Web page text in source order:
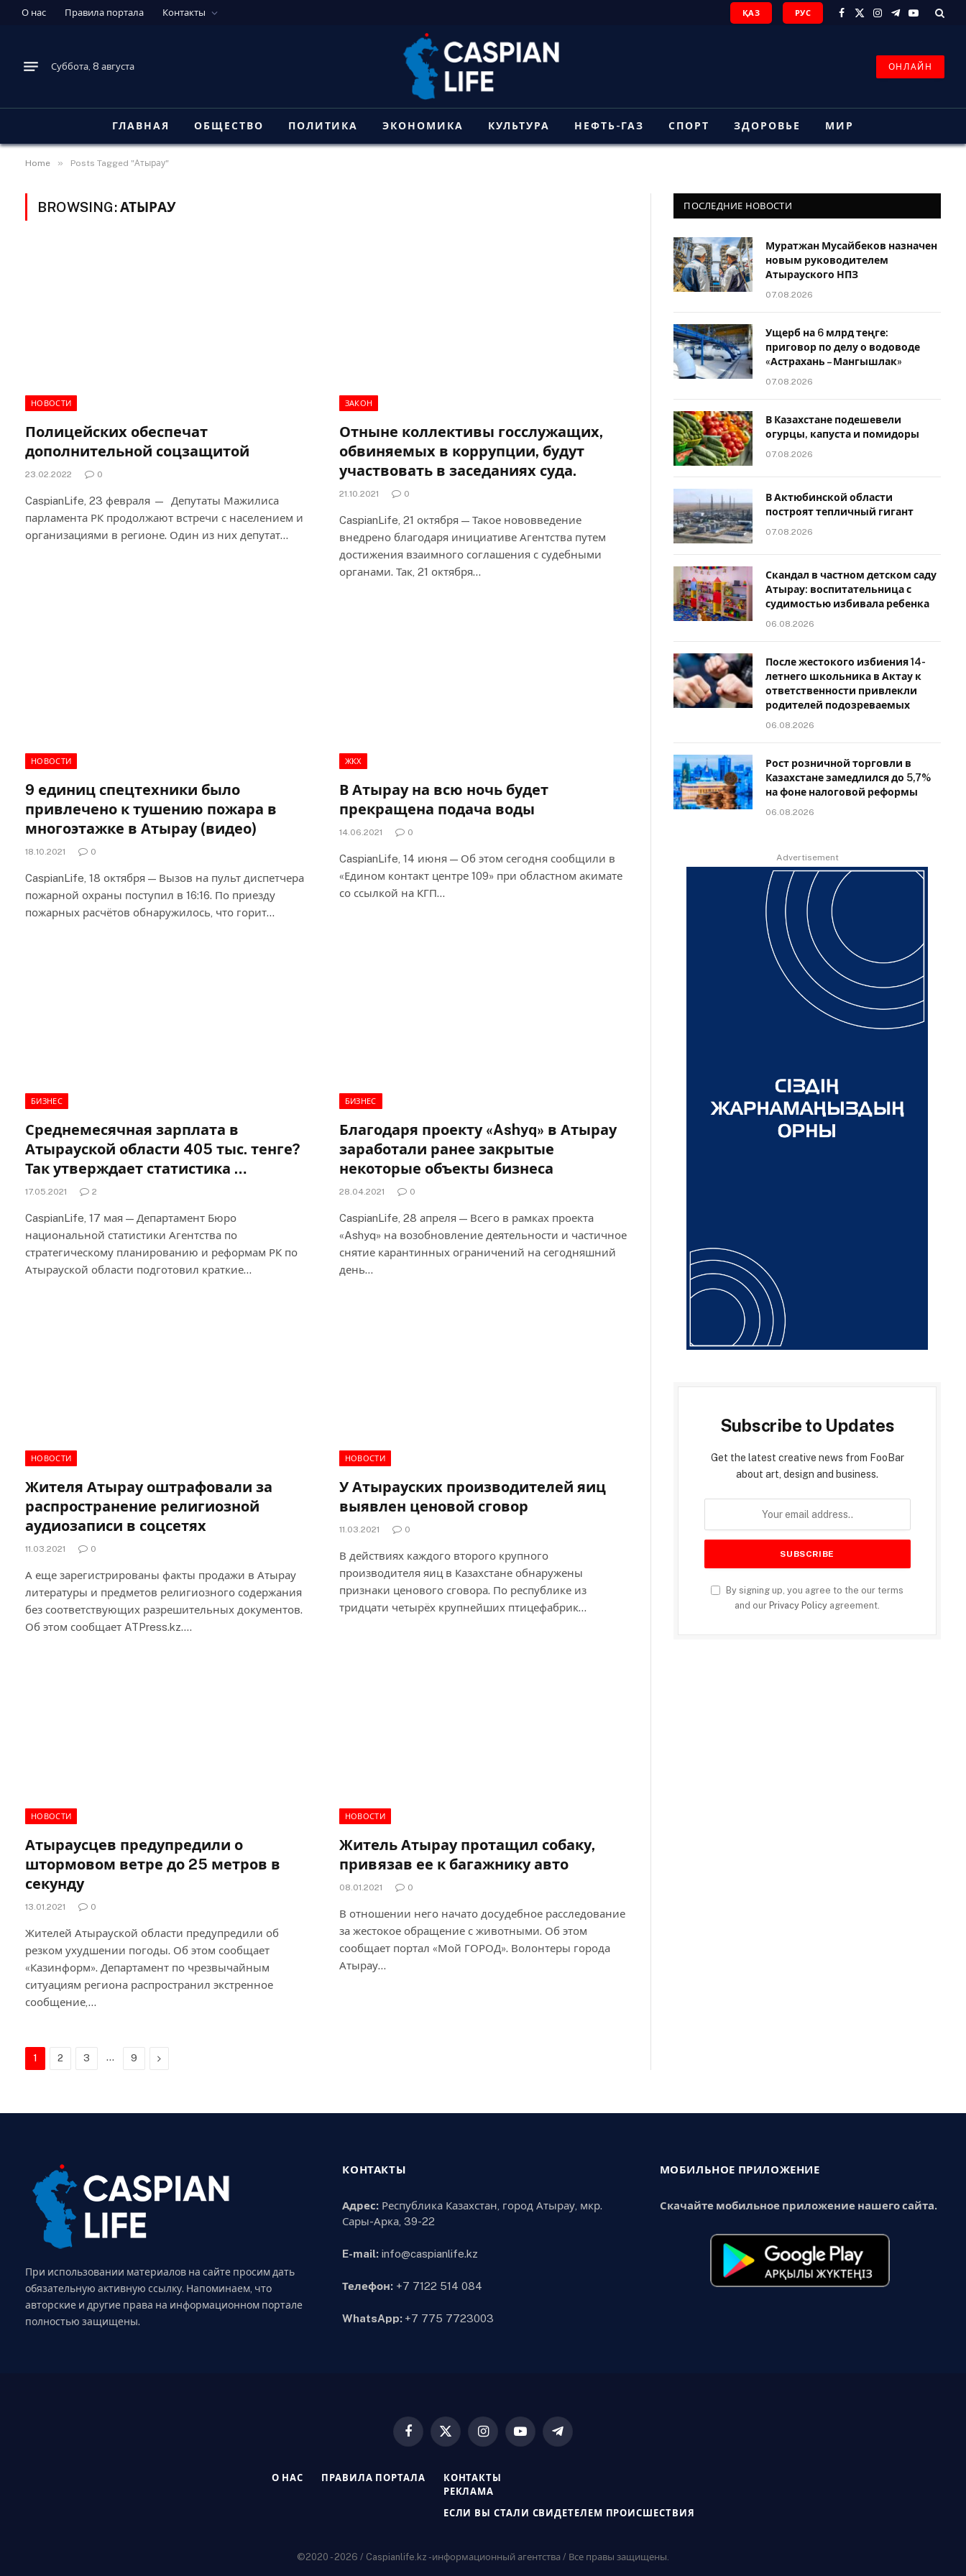
О нас Правила портала Контакты ҚАЗ РУС
Facebook
X
Instagram
Telegram
YouTube
Суббота, 8 августа ОНЛАЙН
ГЛАВНАЯ ОБЩЕСТВО ПОЛИТИКА ЭКОНОМИКА КУЛЬТУРА НЕФТЬ-ГАЗ СПОРТ ЗДОРОВЬЕ МИР
Home » Posts Tagged "Атырау"
BROWSING:АТЫРАУ
НОВОСТИ
Полицейских обеспечат
дополнительной соцзащитой
23.02.2022 0
CaspianLife, 23 февраля — Депутаты Мажилиса
парламента РК продолжают встречи с населением и
организациями в регионе. Один из них депутат…
ЗАКОН
Отныне коллективы госслужащих,
обвиняемых в коррупции, будут
участвовать в заседаниях суда.
21.10.2021 0
CaspianLife, 21 октября — Такое нововведение
внедрено благодаря инициативе Агентства путем
достижения взаимного соглашения с судебными
органами. Так, 21 октября…
НОВОСТИ
9 единиц спецтехники было
привлечено к тушению пожара в
многоэтажке в Атырау (видео)
18.10.2021 0
CaspianLife, 18 октября — Вызов на пульт диспетчера
пожарной охраны поступил в 16:16. По приезду
пожарных расчётов обнаружилось, что горит…
ЖКХ
В Атырау на всю ночь будет
прекращена подача воды
14.06.2021 0
CaspianLife, 14 июня — Об этом сегодня сообщили в
«Едином контакт центре 109» при областном акимате
со ссылкой на КГП…
БИЗНЕС
Среднемесячная зарплата в
Атырауской области 405 тыс. тенге?
Так утверждает статистика …
17.05.2021 2
CaspianLife, 17 мая — Департамент Бюро
национальной статистики Агентства по
стратегическому планированию и реформам РК по
Атырауской области подготовил краткие…
БИЗНЕС
Благодаря проекту «Ashyq» в Атырау
заработали ранее закрытые
некоторые объекты бизнеса
28.04.2021 0
CaspianLife, 28 апреля — Всего в рамках проекта
«Ashyq» на возобновление деятельности и частичное
снятие карантинных ограничений на сегодняшний
день…
НОВОСТИ
Жителя Атырау оштрафовали за
распространение религиозной
аудиозаписи в соцсетях
11.03.2021 0
А еще зарегистрированы факты продажи в Атырау
литературы и предметов религиозного содержания
без соответствующих разрешительных документов.
Об этом сообщает ATPress.kz.…
НОВОСТИ
У Атырауских производителей яиц
выявлен ценовой сговор
11.03.2021 0
В действиях каждого второго крупного
производителя яиц в Казахстане обнаружены
признаки ценового сговора. По республике из
тридцати четырёх крупнейших птицефабрик…
НОВОСТИ
Атыраусцев предупредили о
штормовом ветре до 25 метров в
секунду
13.01.2021 0
Жителей Атырауской области предупредили об
резком ухудшении погоды. Об этом сообщает
«Казинформ». Департамент по чрезвычайным
ситуациям региона распространил экстренное
сообщение,…
НОВОСТИ
Житель Атырау протащил собаку,
привязав ее к багажнику авто
08.01.2021 0
В отношении него начато досудебное расследование
за жестокое обращение с животными. Об этом
сообщает портал «Мой ГОРОД». Волонтеры города
Атырау…
1 2 3 … 9 Next
ПОСЛЕДНИЕ НОВОСТИ
Муратжан Мусайбеков назначен
новым руководителем
Атырауского НПЗ
07.08.2026
Ущерб на 6 млрд теңге:
приговор по делу о водоводе
«Астрахань – Мангышлак»
07.08.2026
В Казахстане подешевели
огурцы, капуста и помидоры
07.08.2026
В Актюбинской области
построят тепличный гигант
07.08.2026
Скандал в частном детском саду
Атырау: воспитательница с
судимостью избивала ребенка
06.08.2026
После жестокого избиения 14-
летнего школьника в Актау к
ответственности привлекли
родителей подозреваемых
06.08.2026
Рост розничной торговли в
Казахстане замедлился до 5,7%
на фоне налоговой реформы
06.08.2026
Advertisement
Subscribe to Updates
Get the latest creative news from FooBar
about art, design and business.
By signing up, you agree to the our terms
and our Privacy Policy agreement.
При использовании материалов на сайте просим дать
обязательную активную ссылку. Напоминаем, что
авторские и другие права на информационном портале
полностью защищены.
КОНТАКТЫ
Адрес: Республика Казахстан, город Атырау, мкр.
Сары-Арка, 39-22
E-mail: info@caspianlife.kz
Телефон: +7 7122 514 084
WhatsApp: +7 775 7723003
МОБИЛЬНОЕ ПРИЛОЖЕНИЕ
Скачайте мобильное приложение нашего сайта.
Facebook
X
InstagramYouTubeTelegram
О НАС ПРАВИЛА ПОРТАЛА
КОНТАКТЫ
РЕКЛАМА
ЕСЛИ ВЫ СТАЛИ СВИДЕТЕЛЕМ ПРОИСШЕСТВИЯ
©2020 - 2026 / Caspianlife.kz -информационный агентства / Все правы защищены.